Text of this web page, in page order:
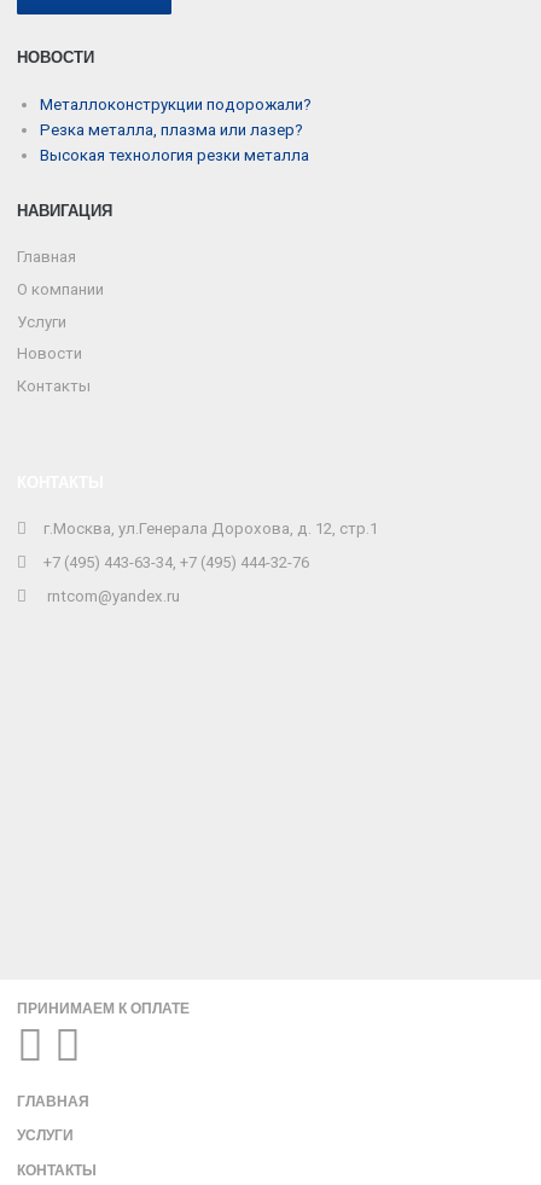
г.Москва, ул.Генерала Дорохова, д. 12, стр.1
+7 (495) 443-63-34, +7 (495) 444-32-76
rntcom@yandex.ru
НОВОСТИ
Металлоконструкции подорожали?
Резка металла, плазма или лазер?
Высокая технология резки металла
НАВИГАЦИЯ
Главная
О компании
Услуги
Новости
Контакты
ПРИНИМАЕМ К ОПЛАТЕ
ГЛАВНАЯ
УСЛУГИ
КОНТАКТЫ